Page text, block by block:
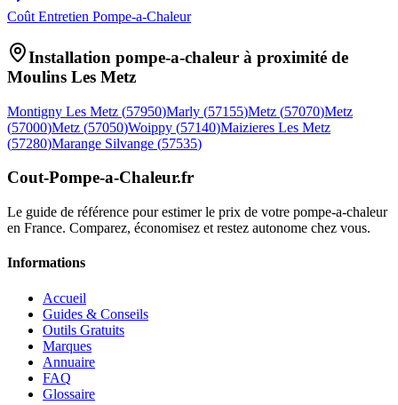
Coût Entretien Pompe-a-Chaleur
Installation pompe-a-chaleur à proximité de
Moulins Les Metz
Montigny Les Metz (57950)Marly (57155)Metz (57070)Metz
(57000)Metz (57050)Woippy (57140)Maizieres Les Metz
(57280)Marange Silvange (57535)
Cout-Pompe-a-Chaleur.fr
Le guide de référence pour estimer le prix de votre pompe-a-chaleur
en France. Comparez, économisez et restez autonome chez vous.
Informations
Accueil
Guides & Conseils
Outils Gratuits
Marques
Annuaire
FAQ
Glossaire